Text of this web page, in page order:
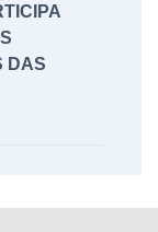
DAS